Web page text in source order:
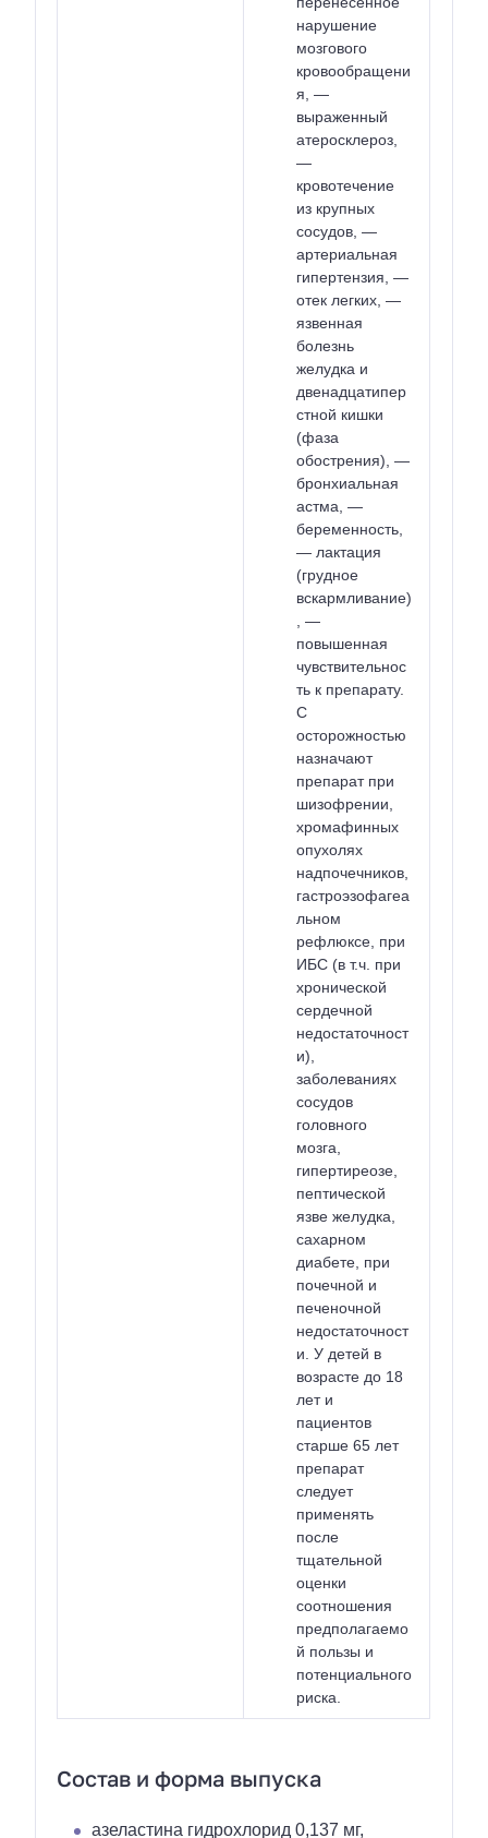
нарушение
мозгового
кровообращени
я, —
выраженный
атеросклероз,
—
кровотечение
из крупных
сосудов, —
артериальная
гипертензия, —
отек легких, —
язвенная
болезнь
желудка и
двенадцатипер
стной кишки
(фаза
обострения), —
бронхиальная
астма, —
беременность,
— лактация
(грудное
вскармливание)
, —
повышенная
чувствительнос
ть к препарату.
С
осторожностью
назначают
препарат при
шизофрении,
хромафинных
опухолях
надпочечников,
гастроэзофагеа
льном
рефлюксе, при
ИБС (в т.ч. при
хронической
сердечной
недостаточност
и),
заболеваниях
сосудов
головного
мозга,
гипертиреозе,
пептической
язве желудка,
сахарном
диабете, при
почечной и
печеночной
недостаточност
и. У детей в
возрасте до 18
лет и
пациентов
старше 65 лет
препарат
следует
применять
после
тщательной
оценки
соотношения
предполагаемо
й пользы и
потенциального
риска.
Состав и форма выпуска
азеластина гидрохлорид 0,137 мг,